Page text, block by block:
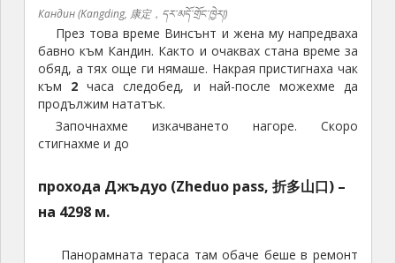
Кандин (Kangding, 康定，དར་མདོ་གྲོང་ཁྱེར།)
През това време Винсънт и жена му напредваха
бавно към Кандин. Както и очаквах стана време за
обяд, а тях още ги нямаше. Накрая пристигнаха чак
към 2 часа следобед, и най-после можехме да
продължим нататък.
Започнахме изкачването нагоре. Скоро
стигнахме и до
прохода Джъдуо (Zheduo pass, 折多山口) –
на 4298 м.
Панорамната тераса там обаче беше в ремонт